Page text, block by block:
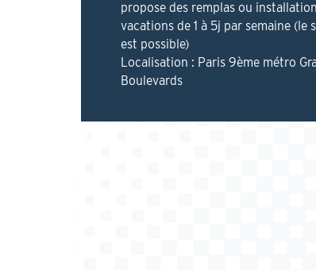
propose des remplas ou
vacations de 1 à 5j par semaine (le
est possible)
Localisation : Paris 9ème métro
Boulevards